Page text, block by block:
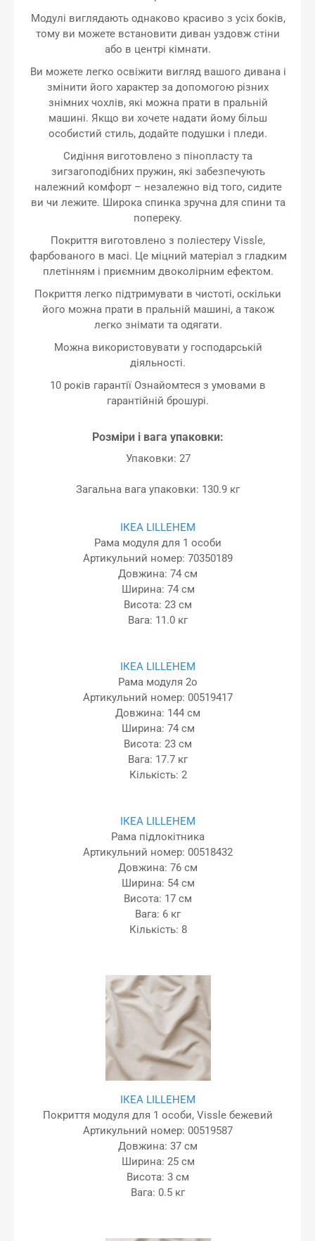
Модулі виглядають однаково красиво з усіх боків,
тому ви можете встановити диван уздовж стіни
або в центрі кімнати.
Ви можете легко освіжити вигляд вашого дивана і
змінити його характер за допомогою різних
знімних чохлів, які можна прати в пральній
машині. Якщо ви хочете надати йому більш
особистий стиль, додайте подушки і пледи.
Сидіння виготовлено з пінопласту та
зигзагоподібних пружин, які забезпечують
належний комфорт – незалежно від того, сидите
ви чи лежите. Широка спинка зручна для спини та
попереку.
Покриття виготовлено з поліестеру Vissle,
фарбованого в масі. Це міцний матеріал з гладким
плетінням і приємним двоколірним ефектом.
Покриття легко підтримувати в чистоті, оскільки
його можна прати в пральній машині, а також
легко знімати та одягати.
Можна використовувати у господарській
діяльності.
10 років гарантії Ознайомтеся з умовами в
гарантійній брошурі.
Розміри і вага упаковки:
Упаковки: 27
Загальна вага упаковки: 130.9 кг
ІКЕА LILLEHEM
Рама модуля для 1 особи
Артикульний номер: 70350189
Довжина: 74 см
Ширина: 74 см
Висота: 23 см
Вага: 11.0 кг
ІКЕА LILLEHEM
Рама модуля 2o
Артикульний номер: 00519417
Довжина: 144 см
Ширина: 74 см
Висота: 23 см
Вага: 17.7 кг
Кількість: 2
ІКЕА LILLEHEM
Рама підлокітника
Артикульний номер: 00518432
Довжина: 76 см
Ширина: 54 см
Висота: 17 см
Вага: 6 кг
Кількість: 8
ІКЕА LILLEHEM
Покриття модуля для 1 особи, Vissle бежевий
Артикульний номер: 00519587
Довжина: 37 см
Ширина: 25 см
Висота: 3 см
Вага: 0.5 кг